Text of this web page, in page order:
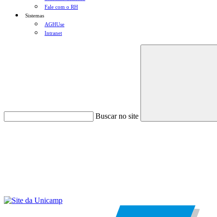
Fale com o RH
Sistemas
AGHUse
Intranet
Buscar no site